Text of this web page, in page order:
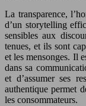
La transparence,
d’un storytelling
sensibles aux
tenues, et ils sont
et les mensonges. Il
dans sa
et d’assumer ses
authentique permet
les consommateurs.